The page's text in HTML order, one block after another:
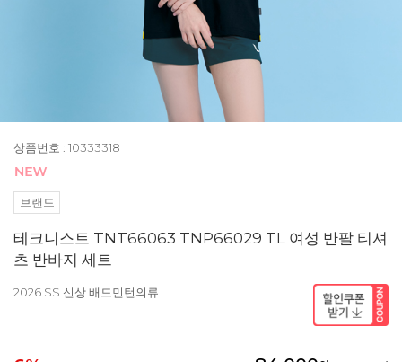
상품번호 : 10333318
브랜드
테크니스트 TNT66063 TNP66029 TL 여성 반팔 티셔
츠 반바지 세트
2026 SS 신상 배드민턴의류